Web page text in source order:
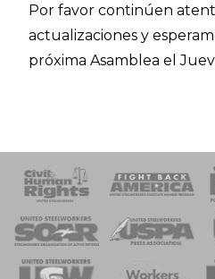
Por favor continúen
actualizaciones y
próxima Asamblea el
of Steel
Team